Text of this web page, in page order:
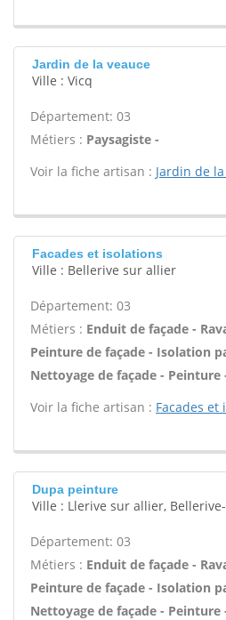
Jardin de la veauce
Ville : Vicq
Département: 03
Métiers : Paysagiste -
Voir la fiche artisan : Jardin de
Facades et isolations
Ville : Bellerive sur allier
Département: 03
Métiers : Enduit de façade -
Peinture de façade - Isolation
Nettoyage de façade -
Voir la fiche artisan : Facades et
Dupa peinture
Ville : Llerive sur allier,
Département: 03
Métiers : Enduit de façade -
Peinture de façade - Isolation
Nettoyage de façade -